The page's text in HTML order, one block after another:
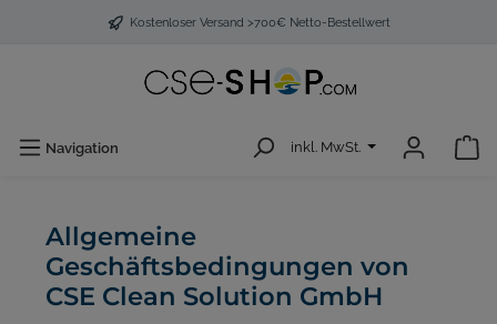
Kostenloser Versand >700€ Netto-Bestellwert
Navigation inkl. MwSt.
Allgemeine
Geschäftsbedingungen von
CSE Clean Solution GmbH